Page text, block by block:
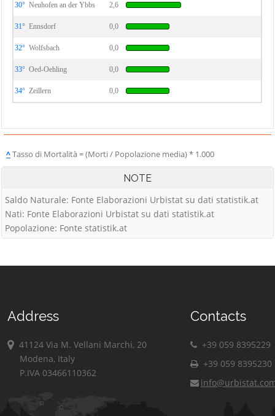
30° Neuhofen an der Ybbs 2,6
31° Ennsdorf 0,0
32° Wolfsbach 0,0
33° Oed-Oehling 0,0
34° Zeillern 0,0
^Tasso di Mortalità = (Morti / Popolazione media) * 1.000
NOTE
Saldo Naturale: Fonte Elaborazioni Urbistat su dati statistik.at
Nati: Fonte Elaborazioni Urbistat su dati statistik.at
Popolazione: Fonte statistik.at
Address
41124 Via M. Vellani Marchi, 20
Modena, Italy
P.IVA 03466110362
Contacts
+39 059 8395229
+39 059 8395230